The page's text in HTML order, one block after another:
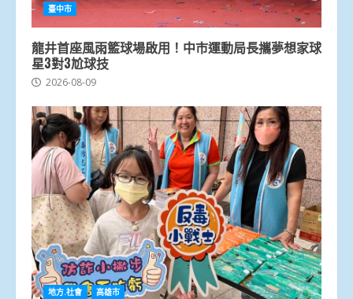
臺中市
龍井首座風雨籃球場啟用！中市運動局長攜夢想家球
星3對3尬球技
2026-08-09
地方.社會 高雄市